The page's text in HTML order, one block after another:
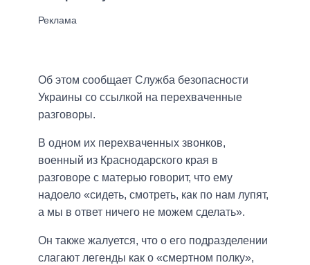
Об этом сообщает Служба безопасности
Украины со ссылкой на перехваченные
разговоры.
В одном их перехваченных звонков,
военный из Краснодарского края в
разговоре с матерью говорит, что ему
надоело «сидеть, смотреть, как по нам лупят,
а мы в ответ ничего не можем сделать».
Он также жалуется, что о его подразделении
слагают легенды как о «смертном полку»,